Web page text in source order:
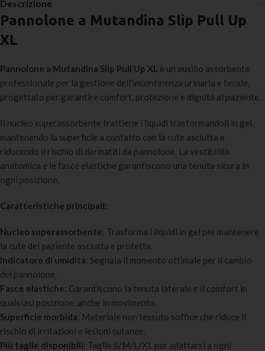
Descrizione
Pannolone a Mutandina Slip Pull Up
XL
Pannolone a Mutandina Slip Pull Up XL è un ausilio assorbente
professionale per la gestione dell’incontinenza urinaria e fecale,
progettato per garantire comfort, protezione e dignità al paziente.
Il nucleo superassorbente trattiene i liquidi trasformandoli in gel,
mantenendo la superficie a contatto con la cute asciutta e
riducendo il rischio di dermatiti da pannolone. La vestibilità
anatomica e le fasce elastiche garantiscono una tenuta sicura in
ogni posizione.
Caratteristiche principali:
Nucleo superassorbente: Trasforma i liquidi in gel per mantenere
la cute del paziente asciutta e protetta.
Indicatore di umidità: Segnala il momento ottimale per il cambio
del pannolone.
Fasce elastiche: Garantiscono la tenuta laterale e il comfort in
qualsiasi posizione, anche in movimento.
Superficie morbida: Materiale non tessuto soffice che riduce il
rischio di irritazioni e lesioni cutanee.
Più taglie disponibili: Taglie S/M/L/XL per adattarsi a ogni